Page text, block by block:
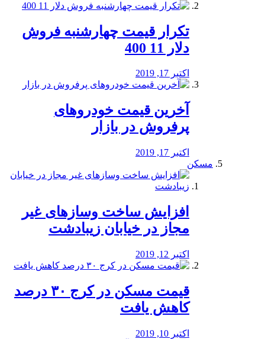
تکرار قیمت چهارشنبه فروش
دلار 11 400
اکتبر 17, 2019
آخرین قیمت خودرو‌های
پرفروش در بازار
اکتبر 17, 2019
مسکن
افزایش ساخت وسازهای غیر
مجاز در خیابان زیبادشت
اکتبر 12, 2019
️قیمت مسکن در کرج ۳۰ درصد
کاهش یافت
اکتبر 10, 2019